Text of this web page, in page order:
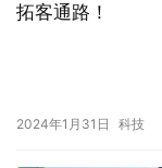
拓客通路！
2024年1月31日 科技